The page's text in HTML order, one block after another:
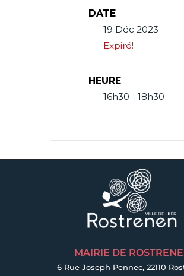
DATE
19 Déc 2023
Expiré!
HEURE
16h30 - 18h30
MAIRIE DE
6 Rue Joseph Pennec, 22110